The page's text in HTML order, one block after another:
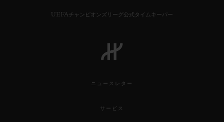
UEFAチャンピオンズリーグ公式タイムキーパー
ニュースレター
サービス